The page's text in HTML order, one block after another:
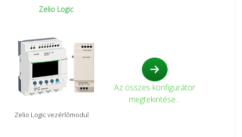
Zelio Logic
Zelio Logic vezérlőmodul
Az összes konfigurátor
megtekintése...